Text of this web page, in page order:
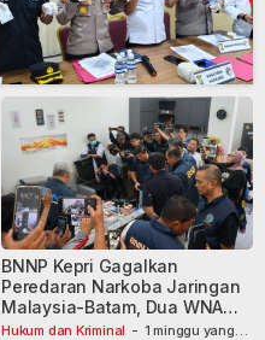
Hukum dan Kriminal - 1 minggu yang
BNNP Kepri Gagalkan
Peredaran Narkoba Jaringan
Malaysia-Batam, Dua WNA
Masih Diburu